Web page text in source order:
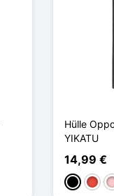
Hülle
YIKATU
14,99 €
Schwarz
Rot